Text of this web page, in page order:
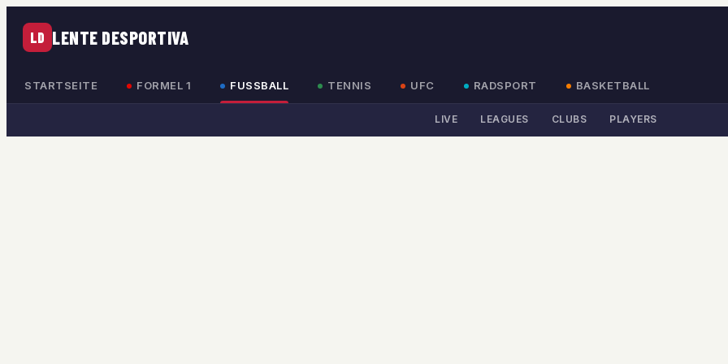
LD LENTE DESPORTIVA
STARTSEITE FORMEL 1 FUSSBALL TENNIS UFC RADSPORT BASKETBALL
LIVE LEAGUES CLUBS PLAYERS